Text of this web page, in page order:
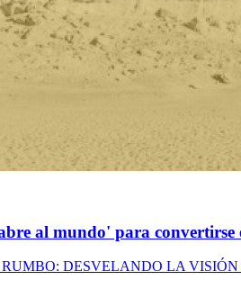
al mundo' para convertirse
DESVELANDO LA VISIÓN